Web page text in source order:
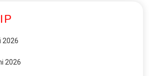
2026
2026